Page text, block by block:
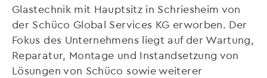
Glastechnik mit Hauptsitz in Schriesheim von
der Schüco Global Services KG erworben. Der
Fokus des Unternehmens liegt auf der Wartung,
Reparatur, Montage und Instandsetzung von
Lösungen von Schüco sowie weiterer